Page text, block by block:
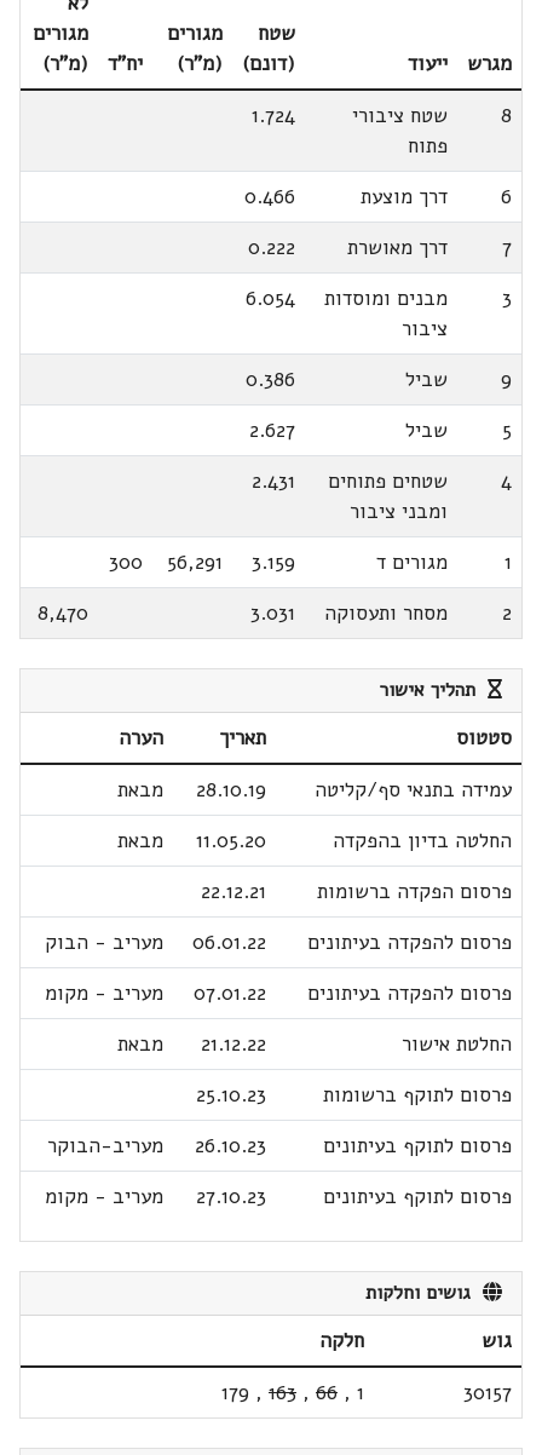
מגרש ייעוד
שטח
(דונם)
מגורים
(מ"ר)
יח"ד
מגורים
(מ"ר)
8
שטח ציבורי
פתוח
1.724
6 דרך מוצעת
0.466
7
דרך מאושרת
0.222
3
מבנים ומוסדות
ציבור
6.054
9 שביל
0.386
5
שביל
2.627
4
שטחים פתוחים
ומבני ציבור
2.431
1 מגורים ד 3.159
56,291
300
2
מסחר ותעסוקה 3.031
8,470
תהליך אישור
סטטוס תאריך
הערה
עמידה בתנאי סף/קליטה
28.10.19
מבאת
החלטה בדיון בהפקדה
11.05.20
מבאת
פרסום הפקדה ברשומות
22.12.21
פרסום להפקדה בעיתונים
06.01.22
מעריב - הבוק
פרסום להפקדה בעיתונים
07.01.22
מעריב - מקומ
החלטת אישור
21.12.22
מבאת
פרסום לתוקף ברשומות
25.10.23
פרסום לתוקף בעיתונים
26.10.23
מעריב-הבוקר
פרסום לתוקף בעיתונים
27.10.23 מעריב - מקומ
גושים וחלקות
גוש
חלקה
30157
1
,
66
,
163
,
179